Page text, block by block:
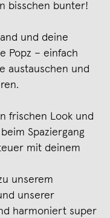
bisschen bunter!
und deine
Popz – einfach
austauschen und
frischen Look und
Spaziergang
mit deinem
unserem
unserer
harmoniert super